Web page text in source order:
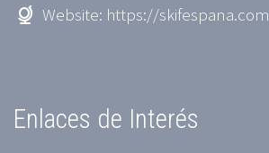
Website: https://skifespana.com
Enlaces de Interés